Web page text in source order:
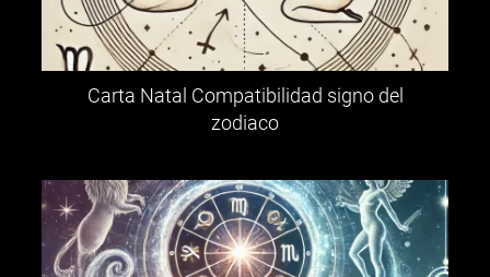
Carta Natal Compatibilidad signo del
zodiaco